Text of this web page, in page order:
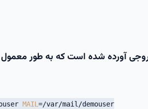
آورده شده است که به طور معمول
MAIL =/var/mail/demouser